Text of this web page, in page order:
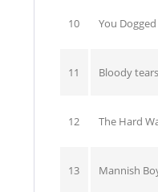
10 You
11 Bloody tears
12 The Hard
13 Mannish